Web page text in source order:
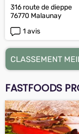
316 route de dieppe
76770 Malaunay
1 avis
CLASSEMENT
FASTFOODS